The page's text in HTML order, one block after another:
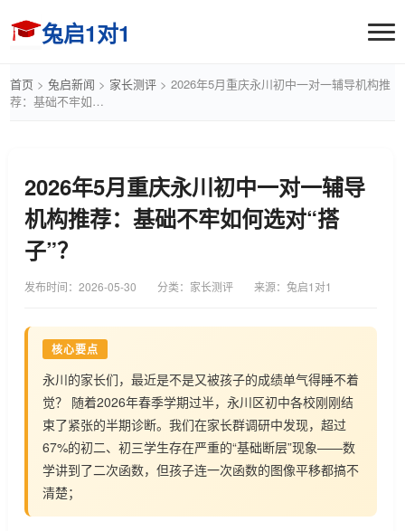
兔启1对1
首页 > 兔启新闻 > 家长测评 > 2026年5月重庆永川初中一对一辅导机构推
荐：基础不牢如…
2026年5月重庆永川初中一对一辅导
机构推荐：基础不牢如何选对“搭
子”？
发布时间： 2026-05-30 分类：家长测评 来源：兔启1对1
核心要点
永川的家长们，最近是不是又被孩子的成绩单气得睡不着
觉？ 随着2026年春季学期过半，永川区初中各校刚刚结
束了紧张的半期诊断。我们在家长群调研中发现，超过
67%的初二、初三学生存在严重的“基础断层”现象——数
学讲到了二次函数，但孩子连一次函数的图像平移都搞不
清楚；